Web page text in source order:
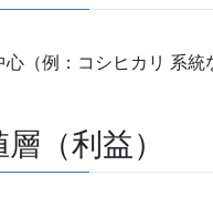
（例：コシヒカリ 系統
（利益）